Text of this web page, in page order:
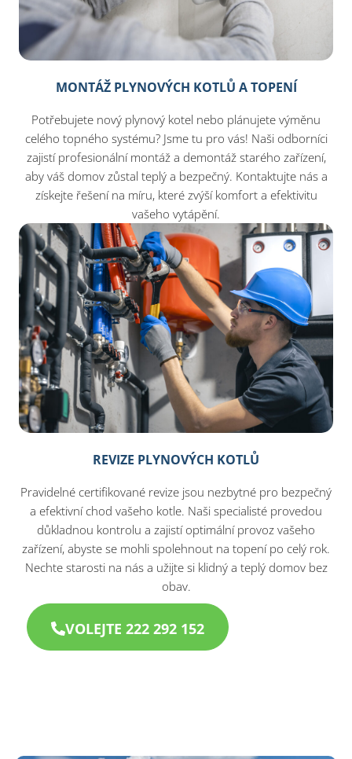
MONTÁŽ PLYNOVÝCH KOTLŮ A TOPENÍ
Potřebujete nový plynový kotel nebo plánujete výměnu
celého topného systému? Jsme tu pro vás! Naši odborníci
zajistí profesionální montáž a demontáž starého zařízení,
aby váš domov zůstal teplý a bezpečný. Kontaktujte nás a
získejte řešení na míru, které zvýší komfort a efektivitu
vašeho vytápění.
REVIZE PLYNOVÝCH KOTLŮ
Pravidelné certifikované revize jsou nezbytné pro bezpečný
a efektivní chod vašeho kotle. Naši specialisté provedou
důkladnou kontrolu a zajistí optimální provoz vašeho
zařízení, abyste se mohli spolehnout na topení po celý rok.
Nechte starosti na nás a užijte si klidný a teplý domov bez
obav.
VOLEJTE 222 292 152